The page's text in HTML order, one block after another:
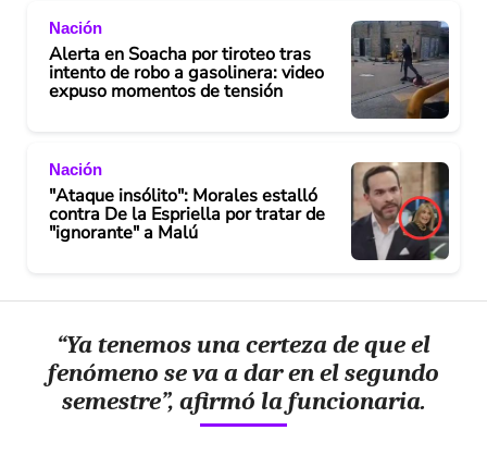
Nación
Alerta en Soacha por tiroteo tras
intento de robo a gasolinera: video
expuso momentos de tensión
Nación
"Ataque insólito": Morales estalló
contra De la Espriella por tratar de
"ignorante" a Malú
“Ya tenemos una certeza de que el
fenómeno se va a dar en el segundo
semestre”, afirmó la funcionaria.